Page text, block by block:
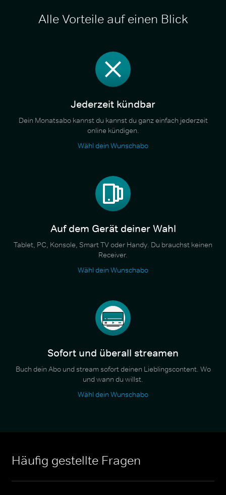
Alle Vorteile auf einen Blick
Jederzeit kündbar
Dein Monatsabo kannst du kannst du ganz einfach jederzeit
online kündigen.
Wähl dein Wunschabo
Auf dem Gerät deiner Wahl
Tablet, PC, Konsole, Smart TV oder Handy. Du brauchst keinen
Receiver.
Wähl dein Wunschabo
Sofort und überall streamen
Buch dein Abo und stream sofort deinen Lieblingscontent. Wo
und wann du willst.
Wähl dein Wunschabo
Häufig gestellte Fragen